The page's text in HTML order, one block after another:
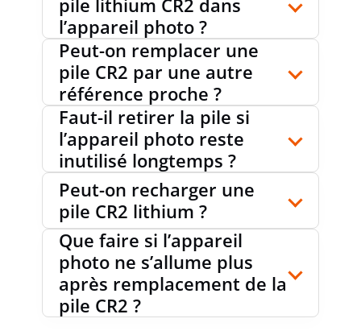
l’appareil photo ?
Peut-on remplacer une
pile CR2 par une autre
référence proche ?
Faut-il retirer la pile si
l’appareil photo reste
inutilisé longtemps ?
Peut-on recharger une
pile CR2 lithium ?
Que faire si l’appareil
photo ne s’allume plus
après remplacement de la
pile CR2 ?